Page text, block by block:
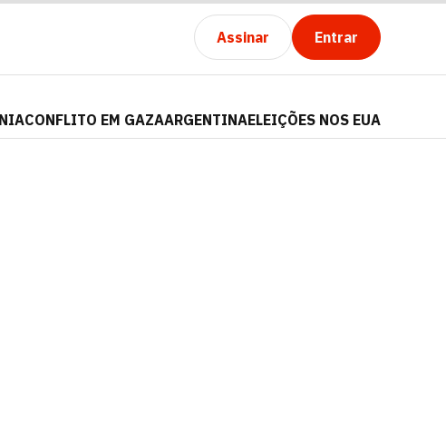
Assinar Entrar
CONFLITO EM GAZAARGENTINAELEIÇÕES NOS EUA